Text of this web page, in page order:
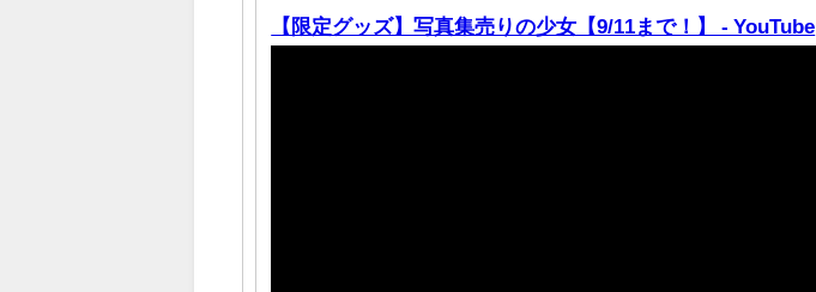
【限定グッズ】写真集売りの少女【9/11まで！】 - YouTube